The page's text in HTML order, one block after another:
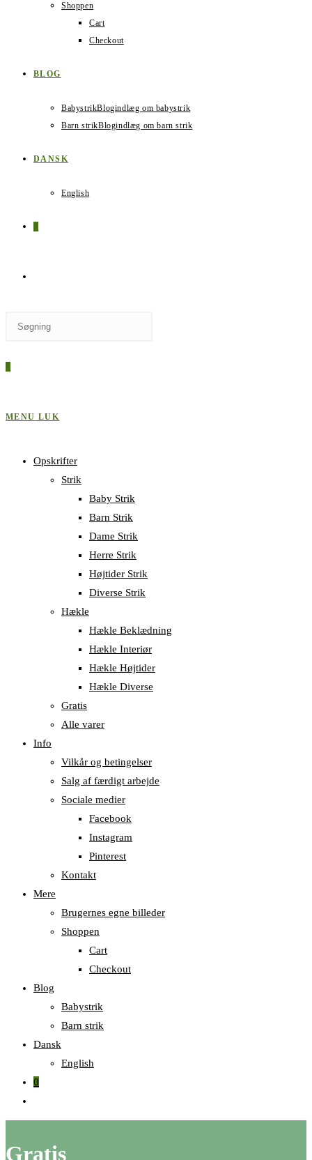
Shoppen
Cart
Checkout
BLOG
BabystrikBlogindlæg om babystrik
Barn strikBlogindlæg om barn strik
DANSK
English
TIL
MENU LUK
Opskrifter
Strik
Baby Strik
Barn Strik
Dame Strik
Herre Strik
Højtider Strik
Diverse Strik
Hækle
Hækle Beklædning
Hækle Interiør
Hækle Højtider
Hækle Diverse
Gratis
Alle varer
Info
Vilkår og betingelser
Salg af færdigt arbejde
Sociale medier
Facebook
Instagram
Pinterest
Kontakt
Mere
Brugernes egne billeder
Shoppen
Cart
Checkout
Blog
Babystrik
Barn strik
Dansk
English
0
til
Gratis